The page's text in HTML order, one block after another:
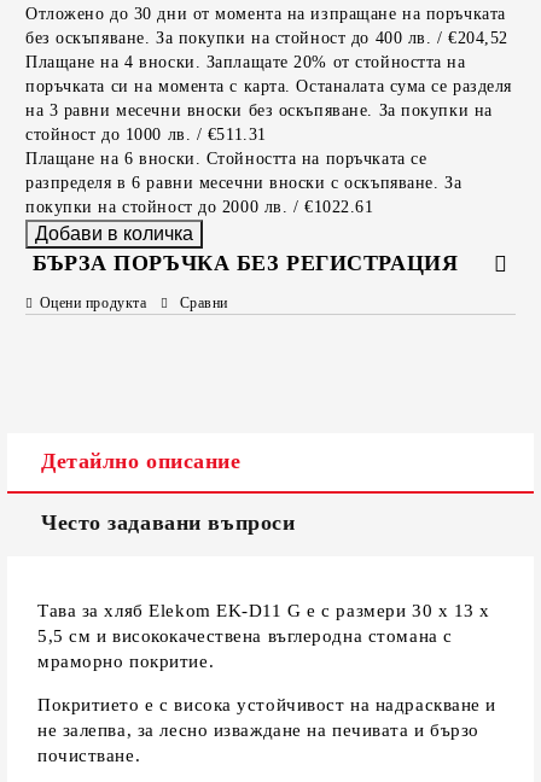
Отложено до 30 дни от момента на изпращане на поръчката
без оскъпяване. За покупки на стойност до 400 лв. / €204,52
Плащане на 4 вноски. Заплащате 20% от стойността на
поръчката си на момента с карта. Останалата сума се разделя
на 3 равни месечни вноски без оскъпяване. За покупки на
стойност до 1000 лв. / €511.31
Плащане на 6 вноски. Стойността на поръчката се
разпределя в 6 равни месечни вноски с оскъпяване. За
покупки на стойност до 2000 лв. / €1022.61
БЪРЗА ПОРЪЧКА БЕЗ РЕГИСТРАЦИЯ
Съгласен съм с
Ние ще се свържем с вас в рамките на работния ден.
Оцени продукта Сравни
Детайлно описание
Често задавани въпроси
Тава за хляб Elekom EK-D11 G е с размери 30 х 13 х
5,5 см и висококачествена въглеродна стомана с
мраморно покритие.
Покритието е с висока устойчивост на надраскване и
не залепва, за лесно изваждане на печивата и бързо
почистване.